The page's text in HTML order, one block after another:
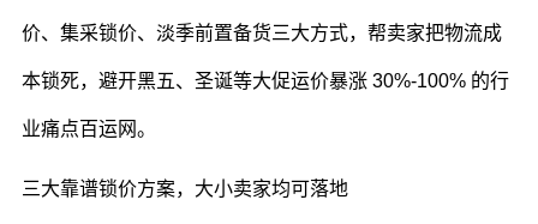
价、集采锁价、淡季前置备货三大方式，帮卖家把物流成
本锁死，避开黑五、圣诞等大促运价暴涨 30%-100% 的行
业痛点百运网。
三大靠谱锁价方案，大小卖家均可落地